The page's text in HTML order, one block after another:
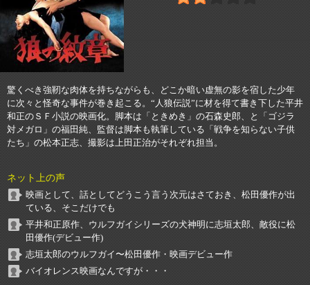
驚くべき強靭な肉体を持ちながらも、どこか暗い虚無の影を宿した少年
に次々と怪奇な事件が巻き起こる。“人狼伝説”に材を得て書き下した平井
和正のＳＦ小説の映画化。脚本は「ときめき」の石森史郎、と「ゴジラ
対メガロ」の福田純、監督は脚本も執筆している「戦争を知らない子供
たち」の松本正志、撮影は上田正治がそれぞれ担当。
ネット上の声
映画として、話としてどうこう言う次元はさておき、松田優作が出
ている、そこだけでも
平井和正原作、ウルフガイシリーズの犬神明に志垣太郎、敵役に松
田優作(デビュー作)
志垣太郎のウルフガイ〜松田優作・映画デビュー作
バイオレンス映画なんですが・・・